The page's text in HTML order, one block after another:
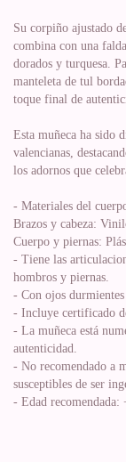
Su corpiño ajustado
combina con una
dorados y turquesa.
manteleta de tul
toque final de
Esta muñeca ha sido
valencianas,
los adornos que
- Materiales del
Brazos y cabeza:
Cuerpo y piernas:
- Tiene las
hombros y piernas.
- Con ojos
- Incluye certificado
- La muñeca está
autenticidad.
- No recomendado a
susceptibles de ser
- Edad recomendada: